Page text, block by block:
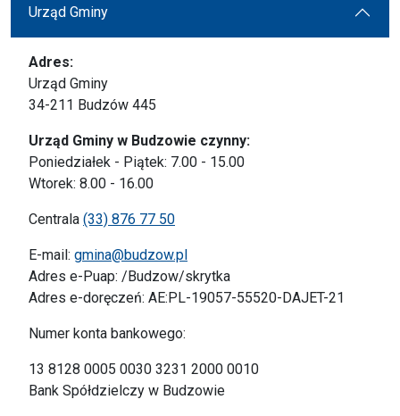
Urząd Gminy
Adres:
Urząd Gminy
34-211 Budzów 445
Urząd Gminy w Budzowie czynny:
Poniedziałek - Piątek: 7.00 - 15.00
Wtorek: 8.00 - 16.00
Centrala (33) 876 77 50
E-mail: gmina@budzow.pl
Adres e-Puap: /Budzow/skrytka
Adres e-doręczeń: AE:PL-19057-55520-DAJET-21
Numer konta bankowego:
13 8128 0005 0030 3231 2000 0010
Bank Spółdzielczy w Budzowie